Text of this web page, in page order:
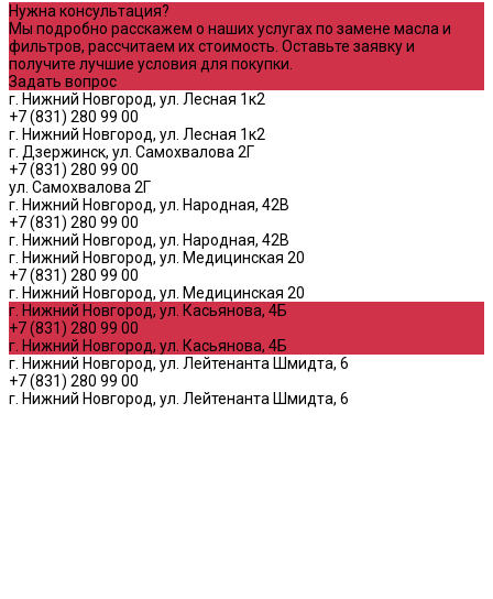
Нужна консультация?
Мы подробно расскажем о наших услугах по замене масла и
фильтров, рассчитаем их стоимость. Оставьте заявку и
получите лучшие условия для покупки.
Задать вопрос
г. Нижний Новгород, ул. Лесная 1к2
+7 (831) 280 99 00
г. Нижний Новгород, ул. Лесная 1к2
г. Дзержинск, ул. Самохвалова 2Г
+7 (831) 280 99 00
ул. Самохвалова 2Г
г. Нижний Новгород, ул. Народная, 42В
+7 (831) 280 99 00
г. Нижний Новгород, ул. Народная, 42В
г. Нижний Новгород, ул. Медицинская 20
+7 (831) 280 99 00
г. Нижний Новгород, ул. Медицинская 20
г. Нижний Новгород, ул. Касьянова, 4Б
+7 (831) 280 99 00
г. Нижний Новгород, ул. Касьянова, 4Б
г. Нижний Новгород, ул. Лейтенанта Шмидта, 6
+7 (831) 280 99 00
г. Нижний Новгород, ул. Лейтенанта Шмидта, 6